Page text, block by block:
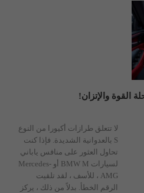
لا تتعلق طرازات أكيورا من النوع
S بالعدوانية الشديدة. فإذا كنت
تحاول العثور على منافس ياباني
لسيارات BMW M أو Mercedes-
AMG ، للأسف ، لقد تلقيت
الرقم الخطأ. بدلاً من ذلك ، يركز